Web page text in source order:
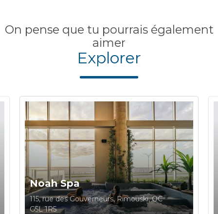
On pense que tu pourrais également
aimer
Explorer
Noah Spa
115, rue des Gouverneurs, Rimouski, QC
G5L 1R5